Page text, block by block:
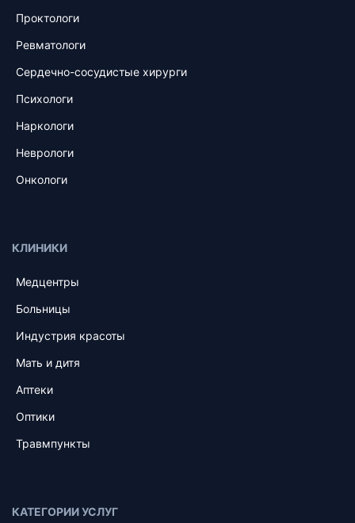
Проктологи
Ревматологи
Сердечно-сосудистые хирурги
Психологи
Наркологи
Неврологи
Онкологи
КЛИНИКИ
Медцентры
Больницы
Индустрия красоты
Мать и дитя
Аптеки
Оптики
Травмпункты
КАТЕГОРИИ УСЛУГ